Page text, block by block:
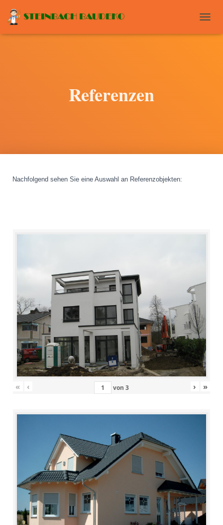
O
Referenzen
Nachfolgend sehen Sie eine Auswahl an Referenzobjekten:
« ‹ von 3 › »